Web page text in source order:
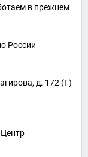
в прежнем
России
д. 172 (Г)